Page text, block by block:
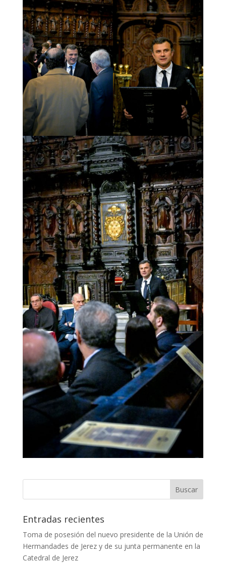
Entradas recientes
Toma de posesión del nuevo presidente de la Unión de
Hermandades de Jerez y de su junta permanente en la
Catedral de Jerez